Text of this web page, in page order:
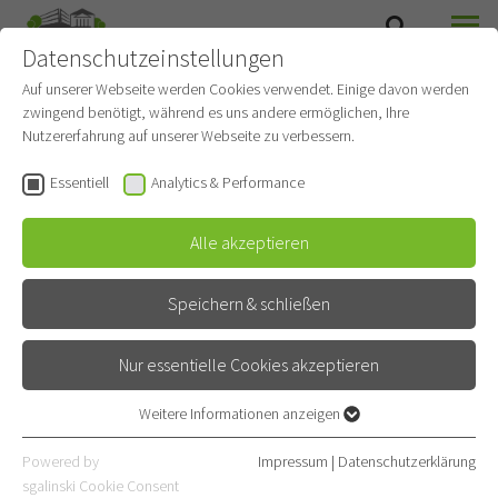
OHNEKIPPE
Datenschutzeinstellungen
Auf unserer Webseite werden Cookies verwendet. Einige davon werden
zwingend benötigt, während es uns andere ermöglichen, Ihre
Nutzererfahrung auf unserer Webseite zu verbessern.
Essentiell Analytics & Performance
Alle akzeptieren
Speichern & schließen
Nur essentielle Cookies akzeptieren
Essentielle Cookies werden für grundlegende Funktionen der
Webseite benötigt. Dadurch ist gewährleistet, dass die Webseite
Weitere Informationen anzeigen
Powered by
sgalinski Cookie Consent
Impressum | Datenschutzerklärung